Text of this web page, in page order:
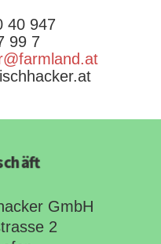
40 947
99 7
GmbH
2